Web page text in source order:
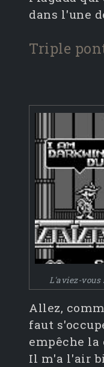
dans l'une
Triple
L'aviez-vous
Allez,
faut
empêche
Il m'a l'air